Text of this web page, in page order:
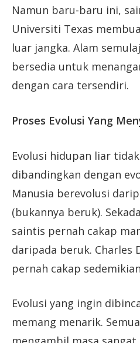
Namun baru-baru ini,
Universiti Texas
luar jangka. Alam
bersedia untuk
dengan cara tersendiri.
Proses Evolusi Yang
Evolusi hidupan liar
dibandingkan dengan
Manusia berevolusi
(bukannya beruk).
saintis pernah cakap
daripada beruk. Charles
pernah cakap
Evolusi yang ingin
memang menarik.